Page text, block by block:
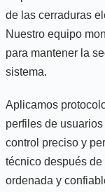
de las cerraduras
Nuestro equipo
para mantener la
sistema.
Aplicamos
perfiles de
control preciso y
técnico después
ordenada y